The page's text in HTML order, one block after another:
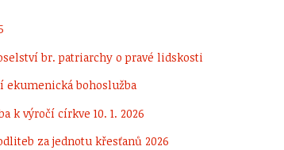
br. patriarchy o pravé lidskosti
ekumenická bohoslužba
k výročí církve 10. 1. 2026
za jednotu křesťanů 2026